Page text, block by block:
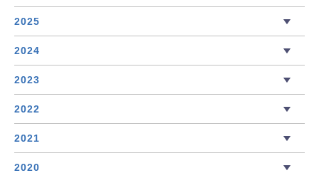
2025
2024
2023
2022
2021
2020